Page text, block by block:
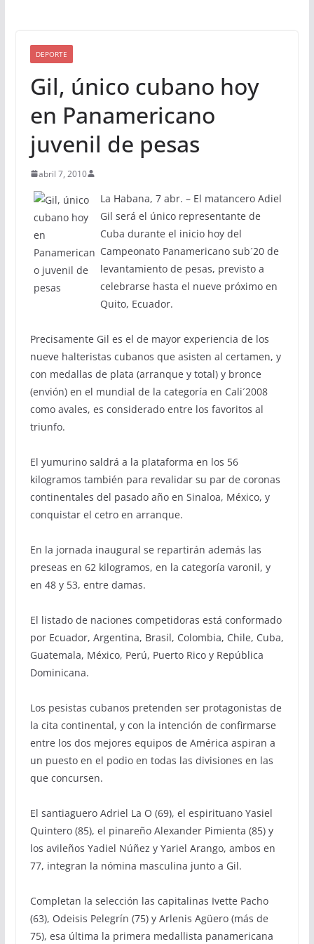
DEPORTE
Gil, único cubano hoy
en Panamericano
juvenil de pesas
abril 7, 2010
La Habana, 7 abr. – El matancero Adiel
Gil será el único representante de
Cuba durante el inicio hoy del
Campeonato Panamericano sub´20 de
levantamiento de pesas, previsto a
celebrarse hasta el nueve próximo en
Quito, Ecuador.
Precisamente Gil es el de mayor experiencia de los
nueve halteristas cubanos que asisten al certamen, y
con medallas de plata (arranque y total) y bronce
(envión) en el mundial de la categoría en Cali´2008
como avales, es considerado entre los favoritos al
triunfo.
El yumurino saldrá a la plataforma en los 56
kilogramos también para revalidar su par de coronas
continentales del pasado año en Sinaloa, México, y
conquistar el cetro en arranque.
En la jornada inaugural se repartirán además las
preseas en 62 kilogramos, en la categoría varonil, y
en 48 y 53, entre damas.
El listado de naciones competidoras está conformado
por Ecuador, Argentina, Brasil, Colombia, Chile, Cuba,
Guatemala, México, Perú, Puerto Rico y República
Dominicana.
Los pesistas cubanos pretenden ser protagonistas de
la cita continental, y con la intención de confirmarse
entre los dos mejores equipos de América aspiran a
un puesto en el podio en todas las divisiones en las
que concursen.
El santiaguero Adriel La O (69), el espirituano Yasiel
Quintero (85), el pinareño Alexander Pimienta (85) y
los avileños Yadiel Núñez y Yariel Arango, ambos en
77, integran la nómina masculina junto a Gil.
Completan la selección las capitalinas Ivette Pacho
(63), Odeisis Pelegrín (75) y Arlenis Agüero (más de
75), esa última la primera medallista panamericana